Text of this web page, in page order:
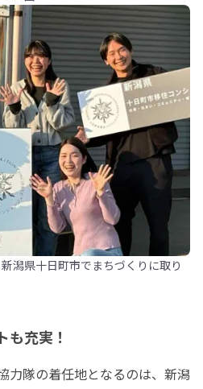
潟県十日町市でまちづくりに取り
も充実！
力隊の着任地となるのは、新潟